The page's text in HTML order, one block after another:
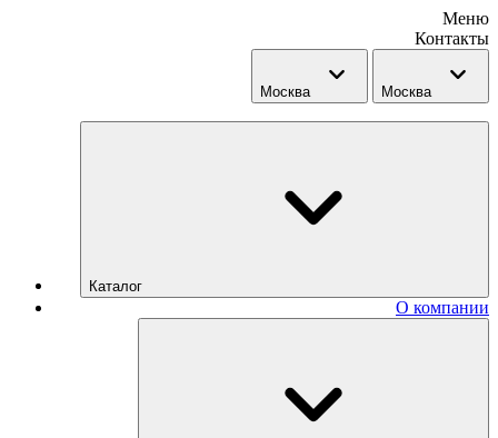
Меню
Контакты
Москва Москва
Каталог
О компании